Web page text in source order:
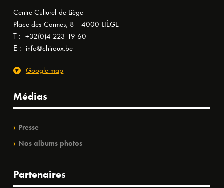
Centre Culturel de Liège
Place des Carmes, 8 - 4000 LIÈGE
T : +32(0)4 223 19 60
E : info@chiroux.be
Google map
Médias
Presse
Nos albums photos
Partenaires